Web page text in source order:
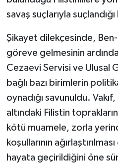
savaş suçlarıyla
Şikayet dilekçesinde, Ben-
göreve gelmesinin
Cezaevi Servisi ve Ulusal
bağlı bazı birimlerin
oynadığı savunuldu.
altındaki Filistin
kötü muamele, zorla
koşullarının
hayata geçirildiğini öne